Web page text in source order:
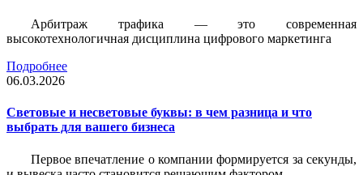
Арбитраж трафика — это современная
высокотехнологичная дисциплина цифрового маркетинга
Подробнее
06.03.2026
Световые и несветовые буквы: в чем разница и что
выбрать для вашего бизнеса
Первое впечатление о компании формируется за секунды,